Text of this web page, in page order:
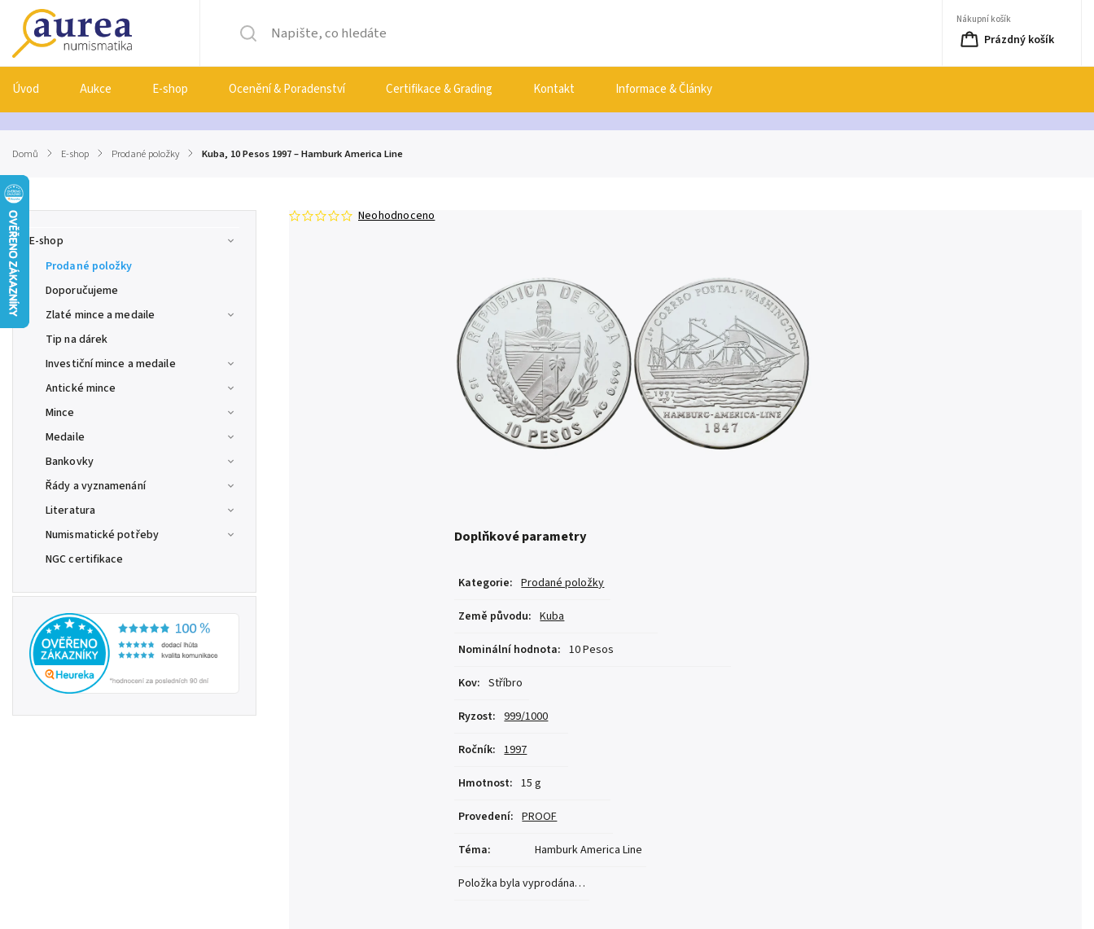
Nákupní košík
Prázdný košík
Úvod Aukce E-shop Ocenění & Poradenství Certifikace & Grading Kontakt Informace & Články
Domů / E-shop / Prodané položky / Kuba, 10 Pesos 1997 – Hamburk America Line
E-shop
Prodané položky
Doporučujeme
Zlaté mince a medaile
Tip na dárek
Investiční mince a medaile
Antické mince
Mince
Medaile
Bankovky
Řády a vyznamenání
Literatura
Numismatické potřeby
NGC certifikace
Neohodnoceno
Doplňkové parametry
Kategorie: Prodané položky
Země původu: Kuba
Nominální hodnota: 10 Pesos
Kov: Stříbro
Ryzost: 999/1000
Ročník: 1997
Hmotnost: 15 g
Provedení: PROOF
Téma: Hamburk America Line
Položka byla vyprodána…